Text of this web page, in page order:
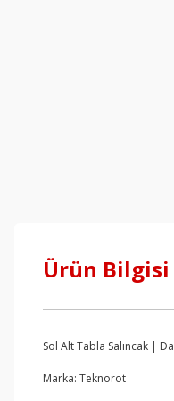
Ürün Bilgisi
Sol Alt Tabla Salıncak |
Marka: Teknorot